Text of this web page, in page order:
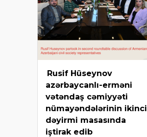
Rusif Hüseynov
azərbaycanlı-erməni
vətəndaş cəmiyyəti
nümayəndələrinin ikinci
dəyirmi masasında
iştirak edib